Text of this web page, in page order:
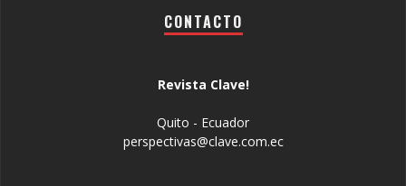
CONTACTO
Revista Clave!
Quito - Ecuador
perspectivas@clave.com.ec